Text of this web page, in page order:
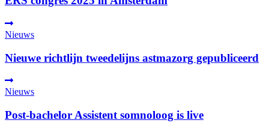
Nieuws
Nieuwe richtlijn tweedelijns astmazorg gepubliceerd
Nieuws
Post-bachelor Assistent somnoloog is live